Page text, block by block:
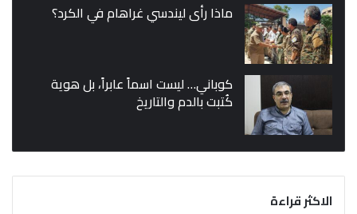
ماذا رأى ليندسي غراهام في الكرد؟
كوباني… ليست اسماً عابراً، بل هوية
كُتبت بالدم والتاريخ
الاكثر قراءة